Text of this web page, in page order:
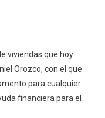
viviendas que hoy
Orozco, con el que
para cualquier
financiera para el